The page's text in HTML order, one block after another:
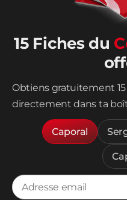
15 Fiches du
Obtiens gratuitement 15
directement dans ta
Caporal